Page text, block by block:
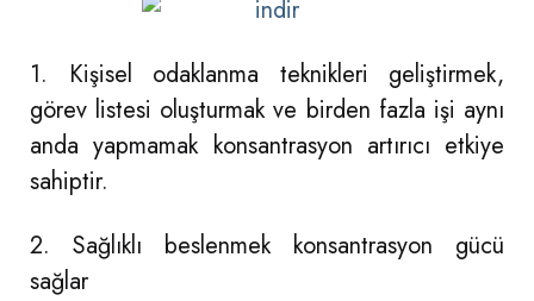
1. Kişisel odaklanma teknikleri geliştirmek,
görev listesi oluşturmak ve birden fazla işi aynı
anda yapmamak konsantrasyon artırıcı etkiye
sahiptir.
2. Sağlıklı beslenmek konsantrasyon gücü
sağlar